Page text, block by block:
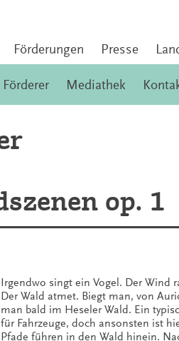
Förderungen Presse
Förderer Mediathek
op. 1
Irgendwo singt ein Vogel. Der
Der Wald atmet. Biegt man, von
man bald im Heseler Wald. Ein
für Fahrzeuge, doch ansonsten ist
Pfade führen in den Wald hinein.